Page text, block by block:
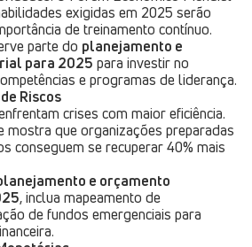
exigidas em 2025 serão
de treinamento contínuo.
parte do planejamento e
para 2025 para investir no
e programas de liderança.
Riscos
crises com maior eficiência.
mostra que organizações preparadas
conseguem se recuperar 40% mais
e orçamento
, inclua mapeamento de
de fundos emergenciais para